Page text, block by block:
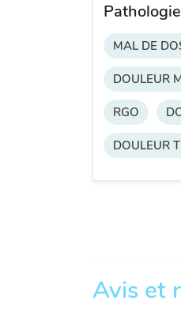
MAL DE
DOULEUR
RGO
DOULEUR
Avis et